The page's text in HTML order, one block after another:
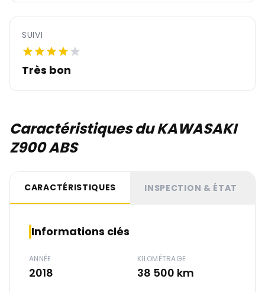
SUIVI
Très bon
Caractéristiques du KAWASAKI
Z900 ABS
CARACTÉRISTIQUES INSPECTION & ÉTAT
Informations clés
ANNÉE
2018
KILOMÉTRAGE
38 500 km